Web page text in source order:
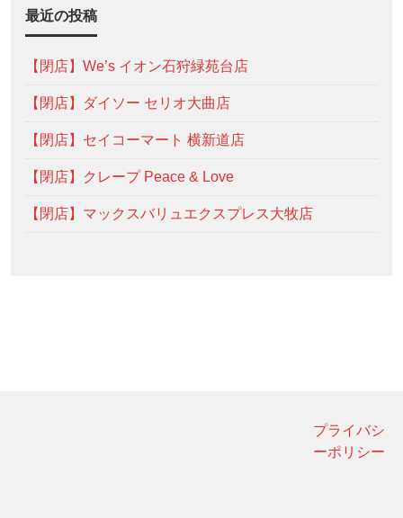
最近の投稿
【閉店】We’s イオン石狩緑苑台店
【閉店】ダイソー セリオ大曲店
【閉店】セイコーマート 横新道店
【閉店】クレープ Peace & Love
【閉店】マックスバリュエクスプレス大牧店
プライバシ
ーポリシー